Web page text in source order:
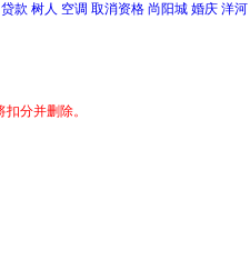
贷款 树人 空调 取消资格 尚阳城 婚庆 洋河
分并删除。